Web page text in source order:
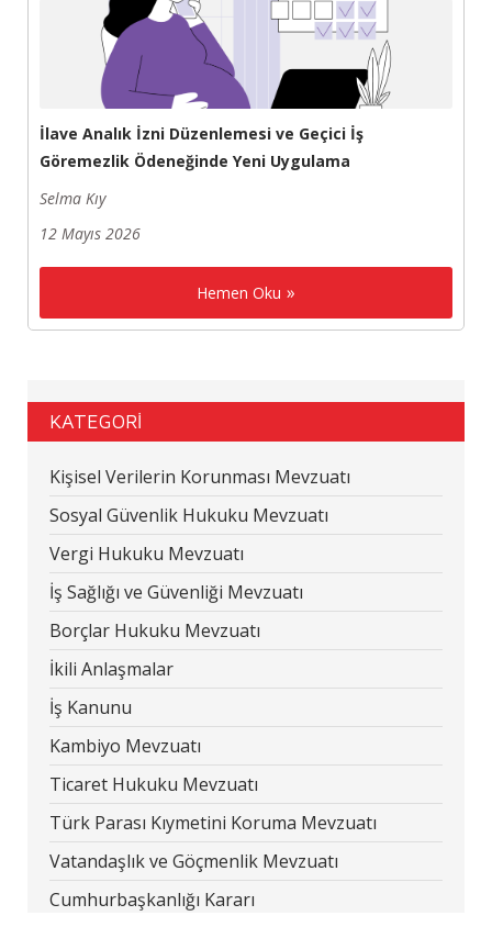
İlave Analık İzni Düzenlemesi ve Geçici İş
Göremezlik Ödeneğinde Yeni Uygulama
Selma Kıy
12 Mayıs 2026
Hemen Oku
KATEGORİ
Kişisel Verilerin Korunması Mevzuatı
Sosyal Güvenlik Hukuku Mevzuatı
Vergi Hukuku Mevzuatı
İş Sağlığı ve Güvenliği Mevzuatı
Borçlar Hukuku Mevzuatı
İkili Anlaşmalar
İş Kanunu
Kambiyo Mevzuatı
Ticaret Hukuku Mevzuatı
Türk Parası Kıymetini Koruma Mevzuatı
Vatandaşlık ve Göçmenlik Mevzuatı
Cumhurbaşkanlığı Kararı